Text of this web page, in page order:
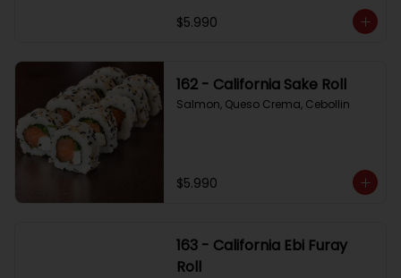
$5.990
162 - California Sake Roll
Salmon, Queso Crema, Cebollin
$5.990
163 - California Ebi Furay
Roll